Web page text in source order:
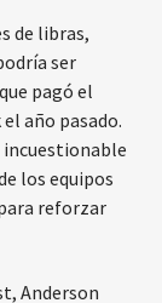
de libras,
ser
pagó el
año pasado.
incuestionable
los equipos
reforzar
Anderson